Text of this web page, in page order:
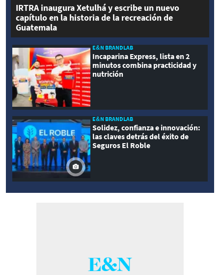
IRTRA inaugura Xetulhá y escribe un nuevo
capítulo en la historia de la recreación de
Guatemala
E&N BRANDLAB
Incaparina Express, lista en 2
minutos combina practicidad y
nutrición
E&N BRANDLAB
Solidez, confianza e innovación:
las claves detrás del éxito de
Seguros El Roble